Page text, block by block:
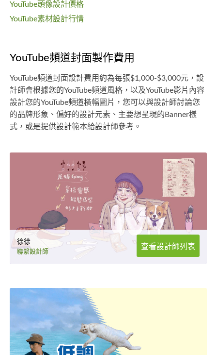
YouTube頭像設計價格
YouTube素材設計行情
YouTube頻道封面製作費用
YouTube頻道封面設計費用約為每張$1,000-$3,000元，設
計師會根據您的YouTube頻道風格，以及YouTube影片內容
設計您的YouTube頻道橫幅圖片，您可以與設計師討論您
的品牌形象、偏好的設計元素、主要想呈現的Banner樣
式，或是提供設計範本給設計師參考。
徐徐
聯繫設計師
查看設計師列表